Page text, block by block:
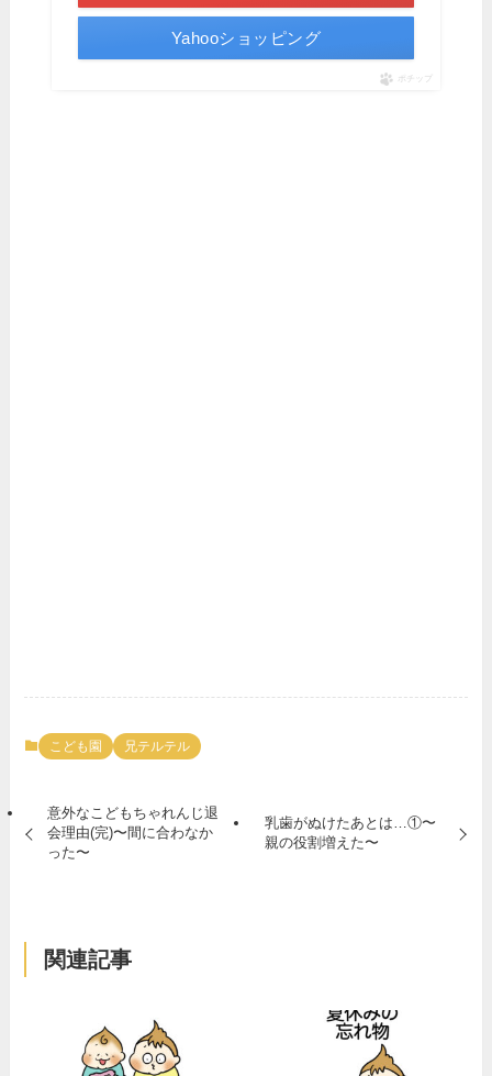
Yahooショッピング
ポチップ
こども園 兄テルテル
意外なこどもちゃれんじ退
会理由(完)〜間に合わなか
った〜
乳歯がぬけたあとは…①〜
親の役割増えた〜
関連記事